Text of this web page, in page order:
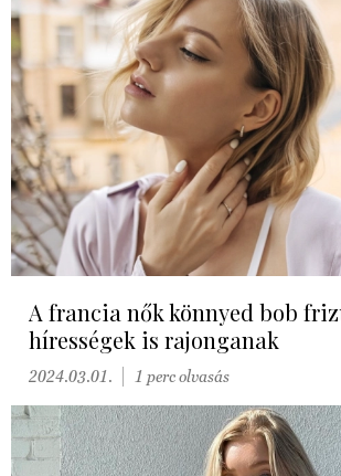
A francia nők könnyed bob
hírességek is rajonganak
2024.03.01. 1 perc olvasás